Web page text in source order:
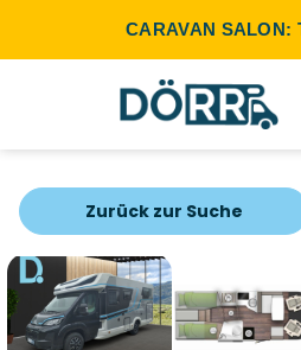
Zurück zur Suche
CARAVAN SALON: